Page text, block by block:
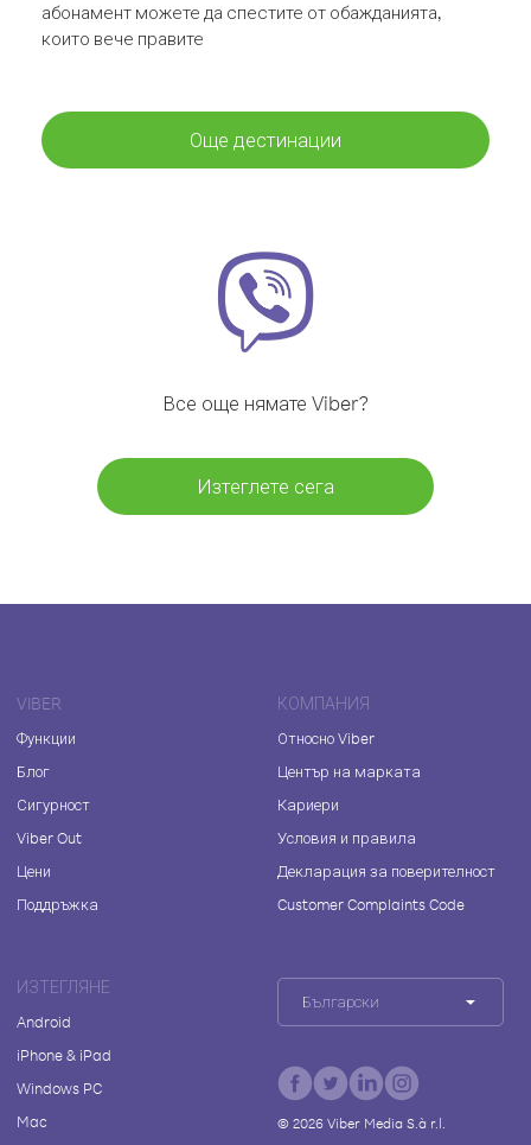
абонамент можете да спестите от обажданията,
които вече правите
Още дестинации
Все още нямате Viber?
Изтеглете сега
VIBER
Функции
Блог
Сигурност
Viber Out
Цени
Поддръжка
КОМПАНИЯ
Относно Viber
Център на марката
Кариери
Условия и правила
Декларация за поверителност
Customer Complaints Code
ИЗТЕГЛЯНЕ
Android
iPhone & iPad
Windows PC
Mac
Български
© 2026Viber Media S.à r.l.